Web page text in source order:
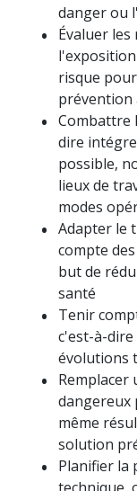
danger ou
Évaluer
risque
prévention
Combattre
dire
possible,
lieux de
modes
Adapter le
compte
but de
santé
Tenir
c'est-à-
évolutions
dangereux
même
solution
Planifier la